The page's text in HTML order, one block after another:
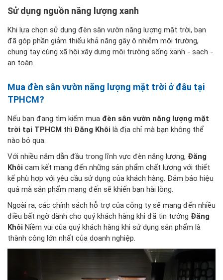
Sử dụng nguồn năng lượng xanh
Khi lựa chọn sử dụng đèn sân vườn năng lượng mặt trời, bạn
đã góp phần giảm thiểu khả năng gây ô nhiễm môi trường,
chung tay cùng xã hội xây dựng môi trường sống xanh - sạch -
an toàn.
Mua đèn sân vườn năng lượng mặt trời ở đâu tại
TPHCM?
Nếu bạn đang tìm kiếm mua đèn sân vườn năng lượng mặt
trời tại TPHCM thì Đăng Khôi là địa chỉ mà bạn không thể
nào bỏ qua.
Với nhiều năm dẫn đầu trong lĩnh vực đèn năng lượng, Đăng
Khôi cam kết mang đến những sản phẩm chất lượng với thiết
kế phù hợp với yêu cầu sử dụng của khách hàng. Đảm bảo hiệu
quả mà sản phẩm mang đến sẽ khiến bạn hài lòng.
Ngoài ra, các chính sách hỗ trợ của công ty sẽ mang đến nhiều
điều bất ngờ dành cho quý khách hàng khi đã tin tưởng Đăng
Khôi Niềm vui của quý khách hàng khi sử dụng sản phẩm là
thành công lớn nhất của doanh nghiệp.